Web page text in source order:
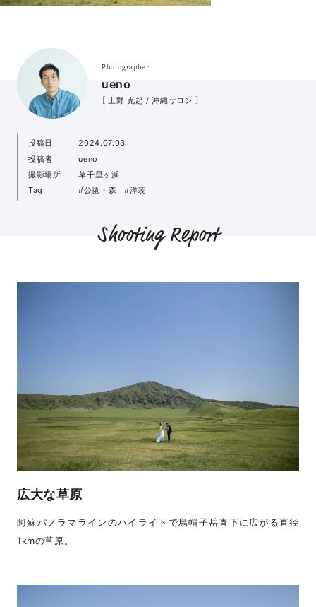
Photographer
ueno
［ 上野 克起 / 沖縄サロン ］
投稿日
2024.07.03
投稿者
ueno
撮影場所
草千里ヶ浜
Tag
#公園・森 #洋装
Shooting Report
広大な草原
阿蘇パノラマラインのハイライトで烏帽子岳直下に広がる直径
1kmの草原。